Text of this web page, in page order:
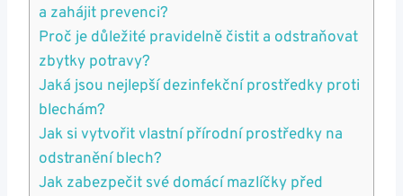
a zahájit prevenci?
Proč je důležité pravidelně čistit a odstraňovat
zbytky potravy?
Jaká jsou nejlepší dezinfekční prostředky proti
blechám?
Jak si vytvořit vlastní přírodní prostředky na
odstranění blech?
Jak zabezpečit své domácí mazlíčky před